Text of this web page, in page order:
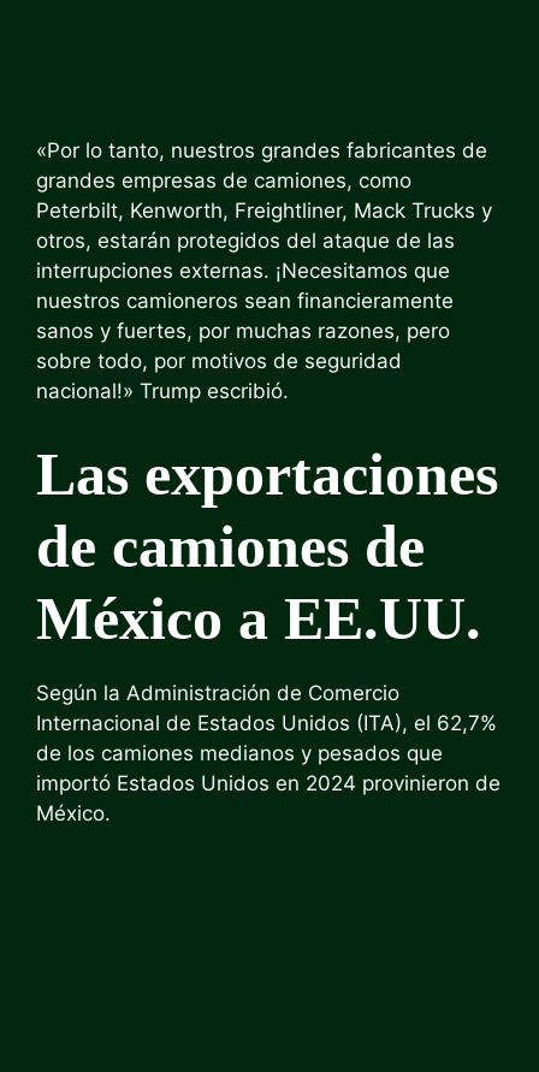
«Por lo tanto, nuestros grandes fabricantes de
grandes empresas de camiones, como
Peterbilt, Kenworth, Freightliner, Mack Trucks y
otros, estarán protegidos del ataque de las
interrupciones externas. ¡Necesitamos que
nuestros camioneros sean financieramente
sanos y fuertes, por muchas razones, pero
sobre todo, por motivos de seguridad
nacional!» Trump escribió.
Las exportaciones
de camiones de
México a EE.UU.
Según la Administración de Comercio
Internacional de Estados Unidos (ITA), el 62,7%
de los camiones medianos y pesados ​​que
importó Estados Unidos en 2024 provinieron de
México.